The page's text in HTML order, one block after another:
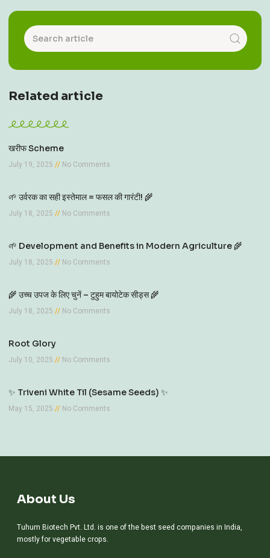
Related article
खरीफ Scheme
July 19, 2025
No Comments
🌱 उर्वरक का सही इस्तेमाल = फसल की गारंटी! 🌾
July 18, 2025
No Comments
🌱 Development and Benefits in Modern Agriculture 🌾
July 18, 2025
No Comments
🌾 उच्च उपज के लिए चुनें – टुहुम बायोटेक सीड्स 🌾
July 18, 2025
No Comments
Root Glory
July 10, 2025
No Comments
✨ Triveni White Til (Sesame Seeds) ✨
May 15, 2025
No Comments
About Us
Tuhum Biotech Pvt. Ltd. is one of the best seed companies in India,
mostly for vegetable crops.